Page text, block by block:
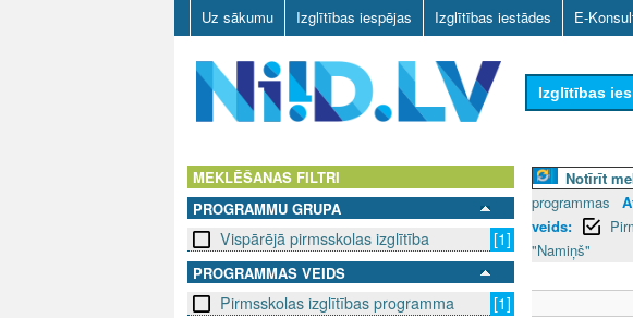
Uz sākumu Izglītības iespējas Izglītības iestādes E-
D
Izglītības
MEKLĒŠANAS FILTRI
PROGRAMMU GRUPA
Vispārējā pirmsskolas izglītība [1]
PROGRAMMAS VEIDS
Pirmsskolas izglītības programma [1]
Notīrīt
programmas
veids:
"Namiņš"